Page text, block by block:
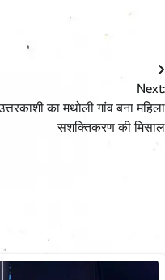
Next:
का मथोली गांव बना महिला
सशक्तिकरण की मिसाल